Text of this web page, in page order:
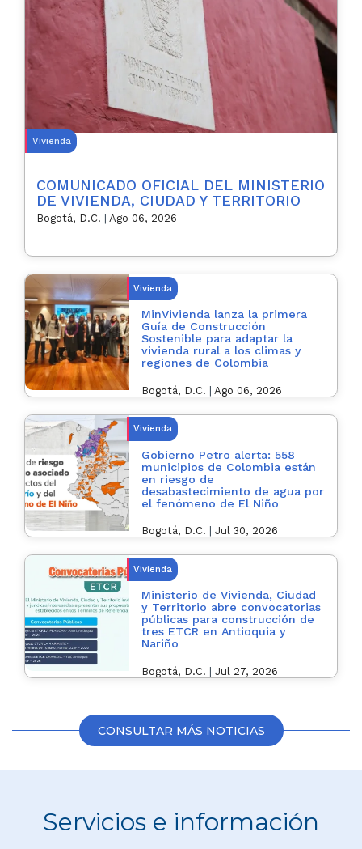
Vivienda
COMUNICADO OFICIAL DEL MINISTERIO
DE VIVIENDA, CIUDAD Y TERRITORIO
Bogotá, D.C. Ago 06, 2026
Vivienda
MinVivienda lanza la primera
Guía de Construcción
Sostenible para adaptar la
vivienda rural a los climas y
regiones de Colombia
Bogotá, D.C. Ago 06, 2026
Vivienda
Gobierno Petro alerta: 558
municipios de Colombia están
en riesgo de
desabastecimiento de agua por
el fenómeno de El Niño
Bogotá, D.C. Jul 30, 2026
Vivienda
Ministerio de Vivienda, Ciudad
y Territorio abre convocatorias
públicas para construcción de
tres ETCR en Antioquia y
Nariño
Bogotá, D.C. | Jul 27, 2026
CONSULTAR MÁS NOTICIAS
Servicios e información